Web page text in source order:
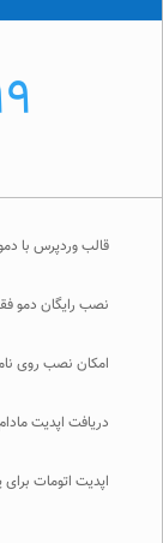
قالب وردپرس با
نصب رایگان دمو
امکان نصب روی
دریافت اپدیت
اپدیت اتومات